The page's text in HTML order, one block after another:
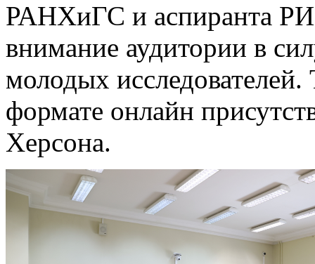
РАНХиГС и аспиранта
внимание аудитории в
молодых
формате онлайн
Херсона.